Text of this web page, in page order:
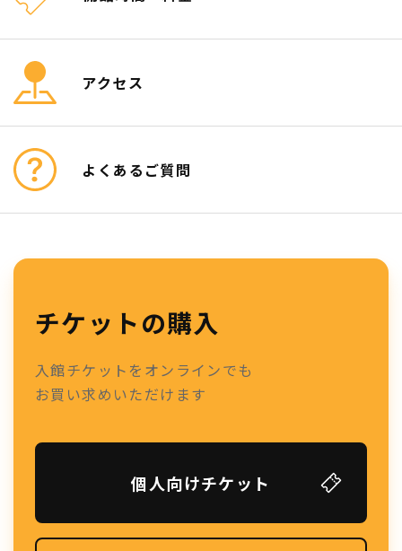
アクセス
よくあるご質問
チケットの購入
入館チケットをオンラインでも
お買い求めいただけます
個人向けチケット